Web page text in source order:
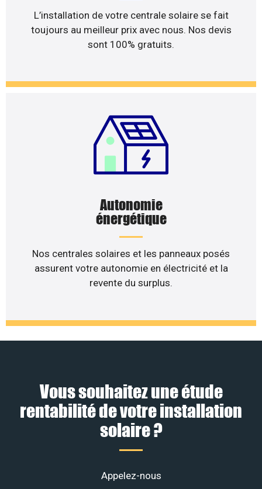
L’installation de votre centrale solaire se fait
toujours au meilleur prix avec nous. Nos devis
sont 100% gratuits.
Autonomie
énergétique
Nos centrales solaires et les panneaux posés
assurent votre autonomie en électricité et la
revente du surplus.
Vous souhaitez une étude
rentabilité de votre installation
solaire ?
Appelez-nous